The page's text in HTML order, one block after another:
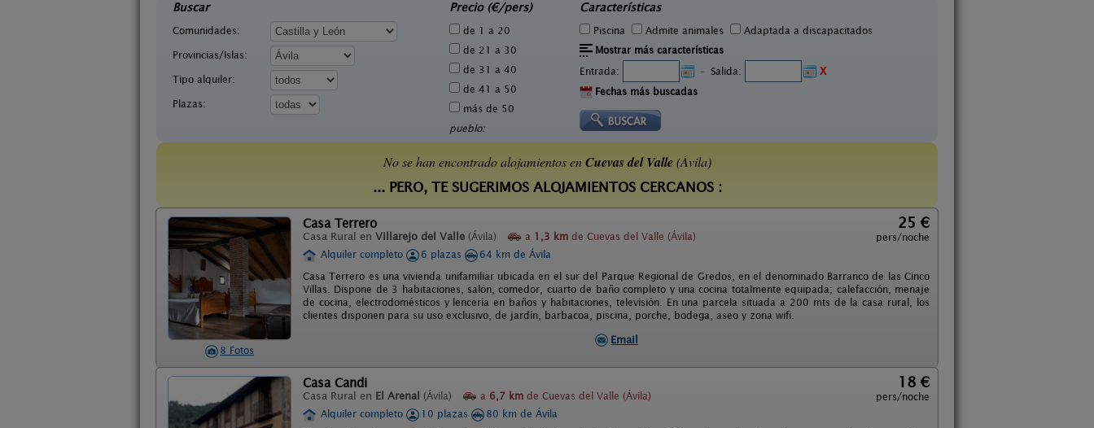
Buscar
Comunidades:
Provincias/Islas:
Tipo alquiler:
Plazas:
Precio (€/pers)
de 1 a 20
de 21 a 30
de 31 a 40
de 41 a 50
más de 50
pueblo:
Características
Piscina Admite animales
Adaptada a discapacitados
Mostrar más características
Entrada:
- Salida:
X
Fechas más buscadas
No se han encontrado alojamientos enCuevas del Valle(Ávila)
... PERO, TE SUGERIMOS ALOJAMIENTOS CERCANOS :
8 Fotos
Casa Terrero
Casa Rural en Villarejo del Valle (Ávila) a 1,3 km de Cuevas del Valle (Ávila)
25 €
pers/noche
Alquiler completo
6 plazas
64 km de Ávila
Casa Terrero es una vivienda unifamiliar ubicada en el sur del Parque Regional de Gredos, en el denominado Barranco de las Cinco
Villas. Dispone de 3 habitaciones, salón, comedor, cuarto de baño completo y una cocina totalmente equipada; calefacción, menaje
de cocina, electrodomésticos y lencería en baños y habitaciones, televisión. En una parcela situada a 200 mts de la casa rural, los
clientes disponen para su uso exclusivo, de jardín, barbacoa, piscina, porche, bodega, aseo y zona wifi.
Email
Casa Candi
Casa Rural en El Arenal (Ávila) a 6,7 km de Cuevas del Valle (Ávila)
18 €
pers/noche
Alquiler completo
10 plazas
80 km de Ávila